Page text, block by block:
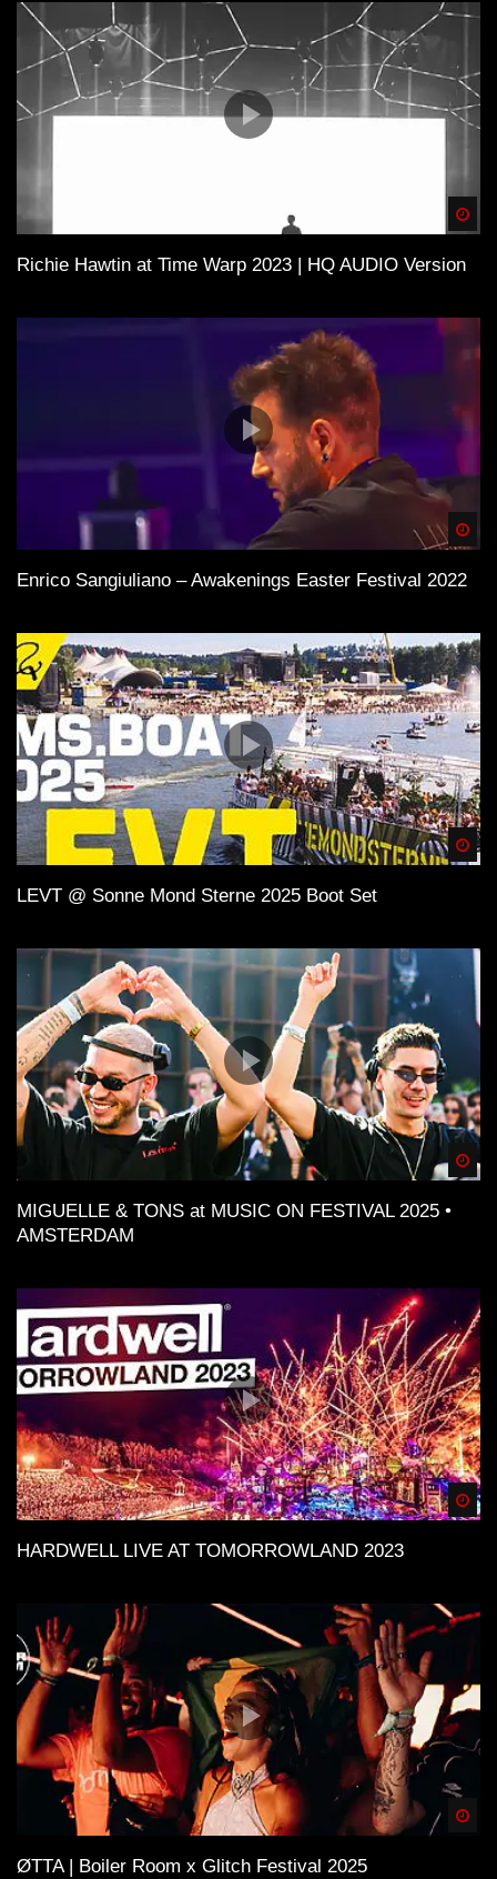
Richie Hawtin at Time Warp 2023 | HQ AUDIO Version
Enrico Sangiuliano – Awakenings Easter Festival 2022
LEVT @ Sonne Mond Sterne 2025 Boot Set
MIGUELLE & TONS at MUSIC ON FESTIVAL 2025 •
AMSTERDAM
HARDWELL LIVE AT TOMORROWLAND 2023
ØTTA | Boiler Room x Glitch Festival 2025